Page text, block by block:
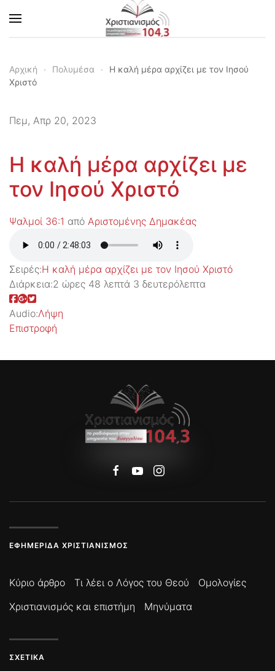
Skip to main content
Αρχική Πολυμέσα
Η καλή μέρα αρχίζει με τον Ιησού
Χριστό
Πεμ, Απρ 20, 2023
Η καλή μέρα αρχίζει με
τον Ιησού Χριστό
Ψαλμοί 36:1 από Αριστομένης Δημακέας
Σειρές:Η καλή μέρα αρχίζει με τον Ιησού Χριστό
Διάρκεια:2 ώρες 48 λεπτά 3 δευτερόλεπτα
Audio:Λήψη
Επιστροφή
ΕΦΗΜΕΡΊΔΑ ΧΡΙΣΤΙΑΝΙΣΜΌΣ
Κύριο άρθρο Τι λέει ο Λόγος του Θεού
Ομολογίες
Χριστιανισμός και επιστήμη
Μηνύματα
ΣΧΕΤΙΚΆ